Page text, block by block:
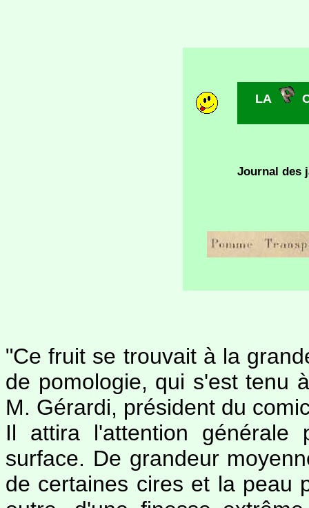
LA
Journal des
"Ce fruit se trouvait à la
de pomologie, qui s'est tenu
M. Gérardi, président du
Il attira l'attention générale
surface. De grandeur
de certaines cires et la peau